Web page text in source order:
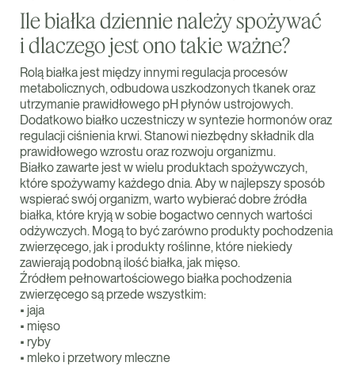
Ile białka dziennie należy spożywać
i dlaczego jest ono takie ważne?
Rolą białka jest między innymi regulacja procesów
metabolicznych, odbudowa uszkodzonych tkanek oraz
utrzymanie prawidłowego pH płynów ustrojowych.
Dodatkowo białko uczestniczy w syntezie hormonów oraz
regulacji ciśnienia krwi. Stanowi niezbędny składnik dla
prawidłowego wzrostu oraz rozwoju organizmu.
Białko zawarte jest w wielu produktach spożywczych,
które spożywamy każdego dnia. Aby w najlepszy sposób
wspierać swój organizm, warto wybierać dobre źródła
białka, które kryją w sobie bogactwo cennych wartości
odżywczych. Mogą to być zarówno produkty pochodzenia
zwierzęcego, jak i produkty roślinne, które niekiedy
zawierają podobną ilość białka, jak mięso.
Źródłem pełnowartościowego białka pochodzenia
zwierzęcego są przede wszystkim:
• jaja
• mięso
• ryby
• mleko i przetwory mleczne